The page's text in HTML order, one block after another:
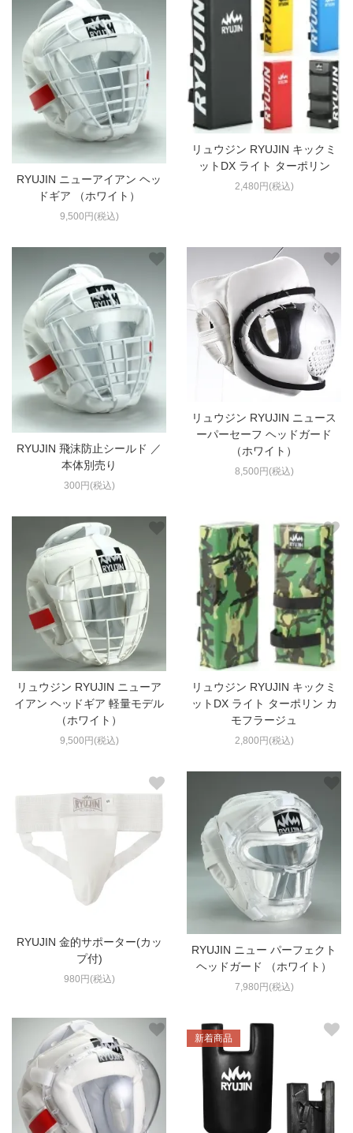
RYUJIN ニューアイアン ヘッ
ドギア （ホワイト）
9,500円(税込)
リュウジン RYUJIN キックミ
ットDX ライト ターポリン
2,480円(税込)
RYUJIN 飛沫防止シールド ／
本体別売り
300円(税込)
リュウジン RYUJIN ニュース
ーパーセーフ ヘッドガード
（ホワイト）
8,500円(税込)
リュウジン RYUJIN ニューア
イアン ヘッドギア 軽量モデル
（ホワイト）
9,500円(税込)
リュウジン RYUJIN キックミ
ットDX ライト ターポリン カ
モフラージュ
2,800円(税込)
RYUJIN 金的サポーター(カッ
プ付)
980円(税込)
RYUJIN ニュー パーフェクト
ヘッドガード （ホワイト）
7,980円(税込)
新着商品